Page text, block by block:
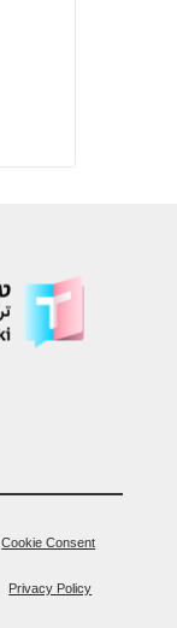
Cookie Consent
Privacy Policy